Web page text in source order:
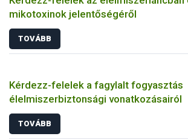
mikotoxinok jelentőségéről
TOVÁBB
Kérdezz-felelek a fagylalt fogyasztás
élelmiszerbiztonsági vonatkozásairól
TOVÁBB